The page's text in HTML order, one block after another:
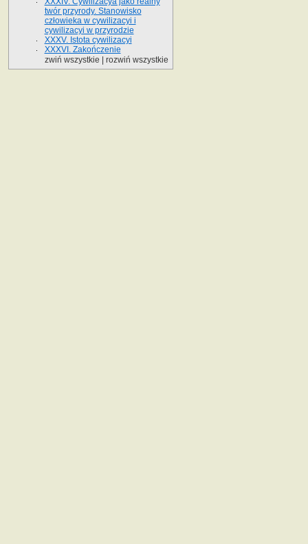
twór przyrody. Stanowisko
człowieka w cywilizacyi i
cywilizacyi w przyrodzie
XXXV. Istota cywilizacyi
XXXVI. Zakończenie
zwiń wszystkie
rozwiń wszystkie